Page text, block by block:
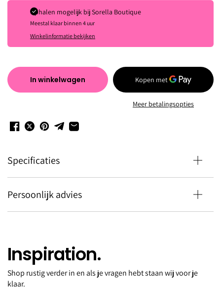
Ophalen mogelijk bijSorella Boutique
Meestal klaar binnen 4 uur
Winkelinformatie bekijken
In winkelwagen
Meer betalingsopties
Specificaties
Persoonlijk advies
Cap Jeremy burgundy
Inspiration.
Shop rustig verder in en als je vragen hebt staan wij voor je
klaar.